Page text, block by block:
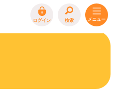
ログイン 検索